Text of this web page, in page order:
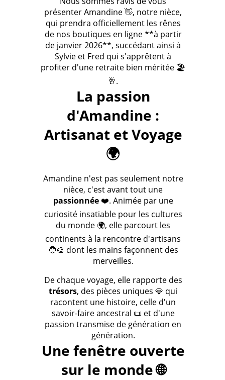
présenter Amandine 👋, notre nièce,
qui prendra officiellement les rênes
de nos boutiques en ligne **à partir
de janvier 2026**, succédant ainsi à
Sylvie et Fred qui s'apprêtent à
profiter d'une retraite bien méritée 🏖️
🥂.
La passion
d'Amandine :
Artisanat et Voyage
🌍
Amandine n'est pas seulement notre
nièce, c'est avant tout une
passionnée❤️. Animée par une
curiosité insatiable pour les cultures
du monde 🌍, elle parcourt les
continents à la rencontre d'artisans
🧑‍🎨 dont les mains façonnent des
merveilles.
De chaque voyage, elle rapporte des
trésors, des pièces uniques 💎 qui
racontent une histoire, celle d'un
savoir-faire ancestral 📜 et d'une
passion transmise de génération en
génération.
Une fenêtre ouverte
sur le monde 🌐